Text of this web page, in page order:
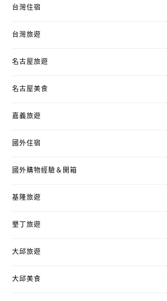
台灣住宿
台灣旅遊
名古屋旅遊
名古屋美食
嘉義旅遊
國外住宿
國外購物經驗＆開箱
基隆旅遊
墾丁旅遊
大邱旅遊
大邱美食